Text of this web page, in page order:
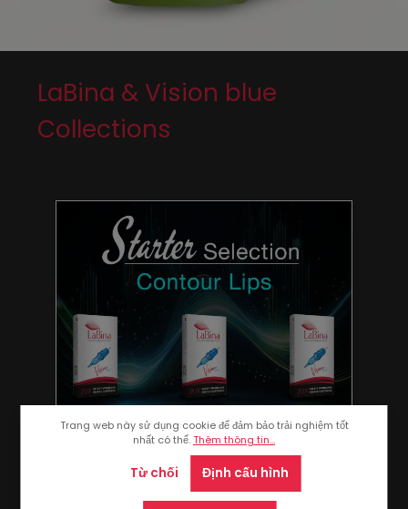
LaBina & Vision blue
Collections
Trang web này sử dụng cookie để đảm bảo trải nghiệm tốt
nhất có thể. Thêm thông tin...
Từ chối Định cấu hình